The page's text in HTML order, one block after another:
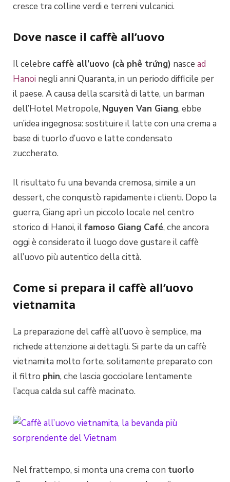
cresce tra colline verdi e terreni vulcanici.
Dove nasce il caffè all’uovo
Il celebre caffè all’uovo (cà phê trứng) nasce ad
Hanoi negli anni Quaranta, in un periodo difficile per
il paese. A causa della scarsità di latte, un barman
dell’Hotel Metropole, Nguyen Van Giang, ebbe
un’idea ingegnosa: sostituire il latte con una crema a
base di tuorlo d’uovo e latte condensato
zuccherato.
Il risultato fu una bevanda cremosa, simile a un
dessert, che conquistò rapidamente i clienti. Dopo la
guerra, Giang aprì un piccolo locale nel centro
storico di Hanoi, ilfamoso Giang Café, che ancora
oggi è considerato il luogo dove gustare il caffè
all’uovo più autentico della città.
Come si prepara il caffè all’uovo
vietnamita
La preparazione del caffè all’uovo è semplice, ma
richiede attenzione ai dettagli. Si parte da un caffè
vietnamita molto forte, solitamente preparato con
il filtro phin, che lascia gocciolare lentamente
l’acqua calda sul caffè macinato.
Nel frattempo, si monta una crema con tuorlo